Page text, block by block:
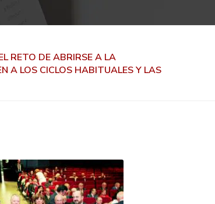
RETO DE ABRIRSE A LA
A LOS CICLOS HABITUALES Y LAS